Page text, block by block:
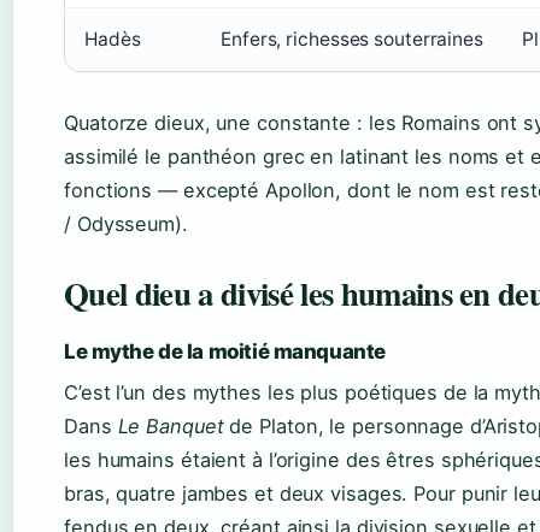
Hadès Enfers, richesses souterraines
Quatorze dieux, une constante : les Romains ont
assimilé le panthéon grec en latinant les noms et
fonctions — excepté Apollon, dont le nom est
/ Odysseum).
Quel dieu a divisé les humains en
Le mythe de la moitié manquante
C’est l’un des mythes les plus poétiques de la
Dans Le Banquetde Platon, le personnage
les humains étaient à l’origine des êtres
bras, quatre jambes et deux visages. Pour punir